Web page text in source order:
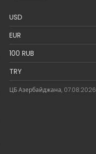
USD
EUR
100 RUB
TRY
ЦБ Азербайджана, 07.08.2026